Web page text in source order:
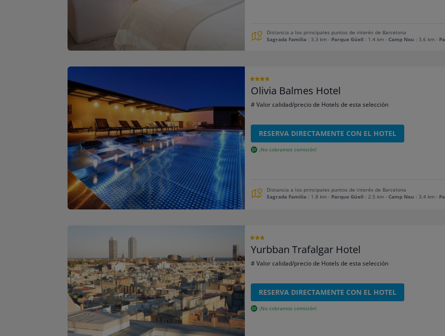
Distancia a los principales puntos de interés de Barcelona
Sagrada Familia : 3.3 km- Parque Güell : 1.4 km-Camp Nou : 3.6 km-
Olivia Balmes Hotel
# Valor calidad/precio de Hotels de esta selección
RESERVA DIRECTAMENTE CON EL HOTEL
¡No cobramos comisión!
Distancia a los principales puntos de interés de Barcelona
Sagrada Familia : 1.8 km- Parque Güell : 2.5 km-Camp Nou : 3.4 km-
Yurbban Trafalgar Hotel
# Valor calidad/precio de Hotels de esta selección
RESERVA DIRECTAMENTE CON EL HOTEL
¡No cobramos comisión!